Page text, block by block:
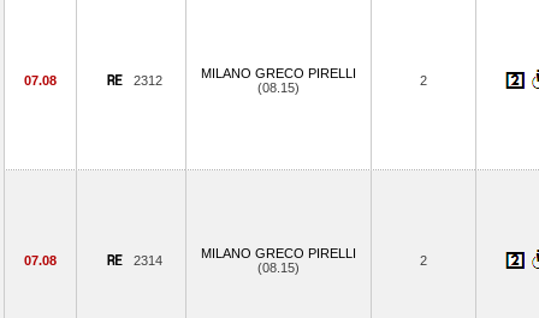
07.08 2312
MILANO GRECO PIRELLI
(08.15)
2
07.08 2314
MILANO GRECO PIRELLI
(08.15)
2